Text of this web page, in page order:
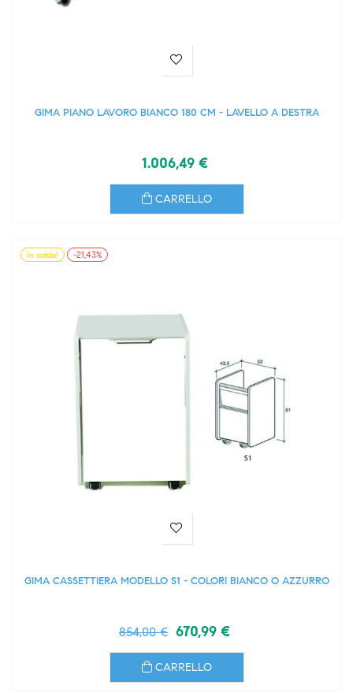
GIMA PIANO LAVORO BIANCO 180 CM - LAVELLO A DESTRA
1.006,49 €
CARRELLO
In saldo! -21,43%
GIMA CASSETTIERA MODELLO S1 - COLORI BIANCO O AZZURRO
854,00 € 670,99 €
CARRELLO